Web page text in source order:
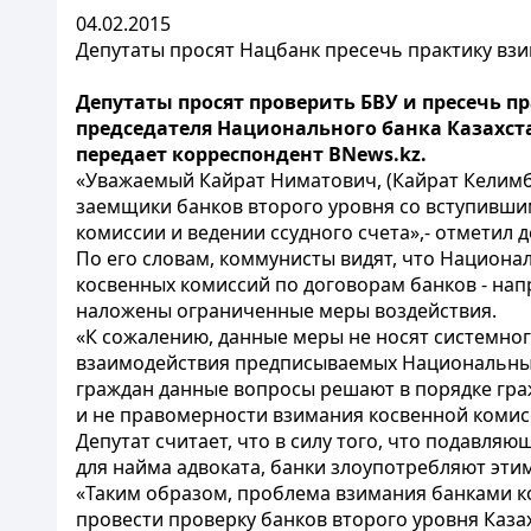
04.02.2015
Депутаты просят Нацбанк пресечь практику
Депутаты просят проверить БВУ и пресечь
председателя Национального банка
передает корреспондент BNews.kz.
«Уважаемый Кайрат Ниматович, (Кайрат
заемщики банков второго уровня со
комиссии и ведении ссудного счета»,- отметил
По его словам, коммунисты видят, что
косвенных комиссий по договорам банков -
наложены ограниченные меры воздействия.
«К сожалению, данные меры не носят
взаимодействия предписываемых
граждан данные вопросы решают в порядке
и не правомерности взимания косвенной
Депутат считает, что в силу того, что
для найма адвоката, банки злоупотребляют
«Таким образом, проблема взимания банками
провести проверку банков второго уровня